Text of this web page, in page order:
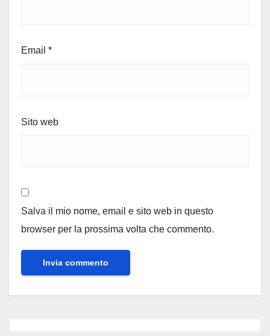
Email *
Sito web
Salva il mio nome, email e sito web in questo
browser per la prossima volta che commento.